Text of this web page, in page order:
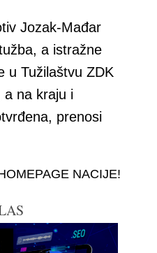
Jozak-Mađar
a istražne
u Tužilaštvu ZDK
a na kraju i
prenosi
NACIJE!